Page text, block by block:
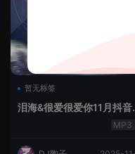
暂无标签
泪海&很爱很爱你11月抖音